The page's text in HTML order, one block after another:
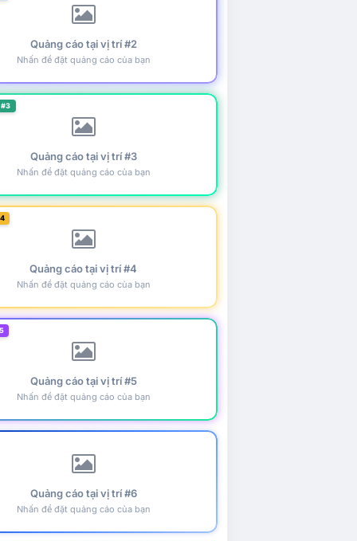
Quảng cáo tại vị trí #2
Nhấn để đặt quảng cáo của bạn
Quảng cáo tại vị trí #3
Nhấn để đặt quảng cáo của bạn
Quảng cáo tại vị trí #4
Nhấn để đặt quảng cáo của bạn
Quảng cáo tại vị trí #5
Nhấn để đặt quảng cáo của bạn
Quảng cáo tại vị trí #6
Nhấn để đặt quảng cáo của bạn